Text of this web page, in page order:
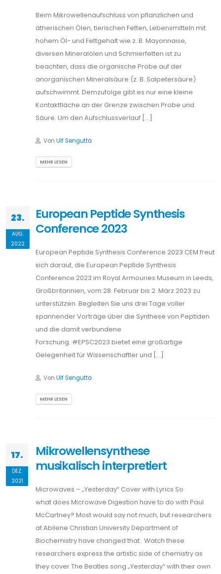
Beim Mikrowellenaufschluss von pflanzlichen und
ätherischen Ölen, tierischen Fetten, Lebensmitteln mit
hohem Öl- und Fettgehalt wie z. B. Mayonnaise,
diversen Mineralölen und Schmierfetten ist zu
beachten, dass die organische Probe auf der
anorganischen Mineralsäure (z. B. Salpetersäure)
aufschwimmt. Demzufolge gibt es nur eine kleine
Kontaktfläche an der Grenze zwischen Probe und
Säure. Um den Aufschlussverlauf […]
Von Ulf Sengutta
MEHR LESEN
23.
AUG.
2022
European Peptide Synthesis
Conference 2023
European Peptide Synthesis Conference 2023 CEM freut
sich darauf, die European Peptide Synthesis
Conference 2023 im Royal Armouries Museum in Leeds,
Großbritannien, vom 28. Februar bis 2. März 2023 zu
unterstützen. Begleiten Sie uns drei Tage voller
spannender Vorträge über die Synthese von Peptiden
und die damit verbundene
Forschung. #EPSC2023 bietet eine großartige
Gelegenheit für Wissenschaftler und […]
Von Ulf Sengutta
MEHR LESEN
17.
DEZ.
2021
Mikrowellensynthese
musikalisch interpretiert
Microwaves – „Yesterday“ Cover with Lyrics So
what does Microwave Digestion have to do with Paul
McCartney? Most would say not much, but researchers
at Abilene Christian University Department of
Biochemistry have changed that. Watch these
researchers express the artistic side of chemistry as
they cover The Beatles song „Yesterday“ with their own